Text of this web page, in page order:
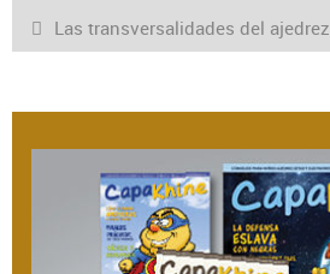
Las transversalidades del ajedrez